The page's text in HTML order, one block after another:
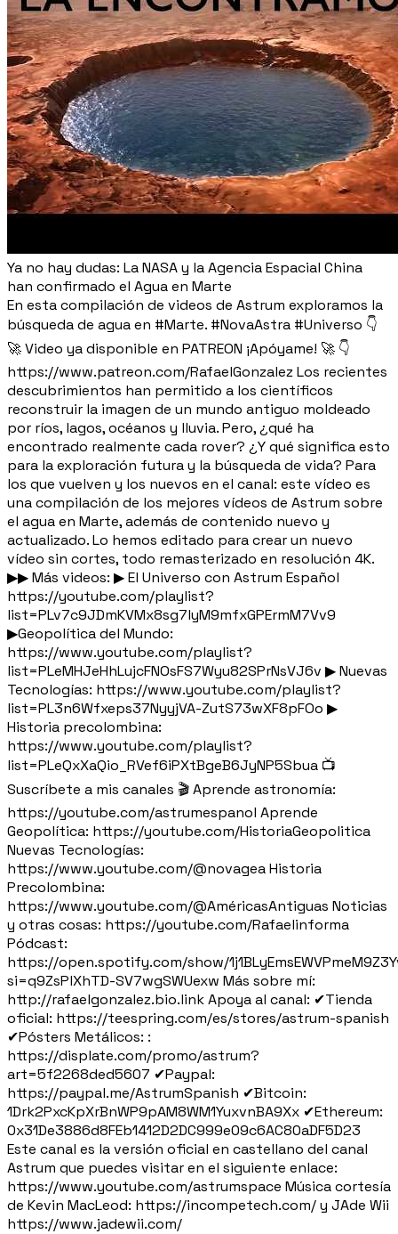
Ya no hay dudas: La NASA y la Agencia Espacial China
han confirmado el Agua en Marte
En esta compilación de videos de Astrum exploramos la
búsqueda de agua en #Marte. #NovaAstra #Universo 👇
🚀 Video ya disponible en PATREON ¡Apóyame! 🚀 👇
https://www.patreon.com/RafaelGonzalez Los recientes
descubrimientos han permitido a los científicos
reconstruir la imagen de un mundo antiguo moldeado
por ríos, lagos, océanos y lluvia. Pero, ¿qué ha
encontrado realmente cada rover? ¿Y qué significa esto
para la exploración futura y la búsqueda de vida? Para
los que vuelven y los nuevos en el canal: este vídeo es
una compilación de los mejores vídeos de Astrum sobre
el agua en Marte, además de contenido nuevo y
actualizado. Lo hemos editado para crear un nuevo
vídeo sin cortes, todo remasterizado en resolución 4K.
▶▶ Más videos: ▶ El Universo con Astrum Español
https://youtube.com/playlist?
list=PLv7c9JDmKVMx8sg7lyM9mfxGPErmM7Vv9
▶Geopolítica del Mundo:
https://www.youtube.com/playlist?
list=PLeMHJeHhLujcFNOsFS7Wyu82SPrNsVJ6v ▶ Nuevas
Tecnologías: https://www.youtube.com/playlist?
list=PL3n6Wfxeps37NyyjVA-ZutS73wXF8pFOo ▶
Historia precolombina:
https://www.youtube.com/playlist?
list=PLeQxXaQio_RVef6iPXtBgeB6JyNP5Sbua 📺
Suscríbete a mis canales 🎬 Aprende astronomía:
https://youtube.com/astrumespanol Aprende
Geopolítica: https://youtube.com/HistoriaGeopolitica
Nuevas Tecnologías:
https://www.youtube.com/@novagea Historia
Precolombina:
https://www.youtube.com/@AméricasAntiguas Noticias
y otras cosas: https://youtube.com/Rafaelinforma
Pódcast:
https://open.spotify.com/show/
si=q9ZsPlXhTD-SV7wgSWUexw Más sobre mí:
http://rafaelgonzalez.bio.link Apoya al canal: ✔Tienda
oficial: https://teespring.com/es/stores/astrum-spanish
✔Pósters Metálicos: :
https://displate.com/promo/astrum?
art=5f2268ded5607 ✔Paypal:
https://paypal.me/AstrumSpanish ✔Bitcoin:
1Drk2PxcKpXrBnWP9pAM8WM1YuxvnBA9Xx ✔Ethereum:
0x31De3886d8FEb1412D2DC999e09c6AC80aDF5D23
Este canal es la versión oficial en castellano del canal
Astrum que puedes visitar en el siguiente enlace:
https://www.youtube.com/astrumspace Música cortesía
de Kevin MacLeod: https://incompetech.com/ y JAde Wii
https://www.jadewii.com/